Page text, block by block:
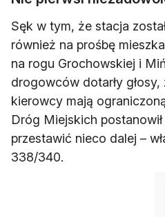
Sęk w tym, że stacja
również na prośbę
na rogu Grochowskiej i
drogowców dotarły
kierowcy mają
Dróg Miejskich
przestawić nieco dalej –
338/340.